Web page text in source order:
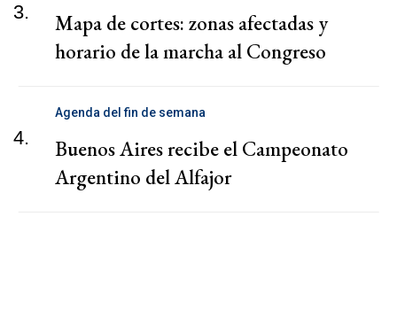
3.
Mapa de cortes: zonas afectadas y
horario de la marcha al Congreso
4.
Agenda del fin de semana
Buenos Aires recibe el Campeonato
Argentino del Alfajor